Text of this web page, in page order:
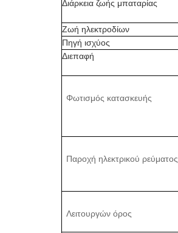
Διάρκεια ζωής μπαταρίας
Ζωή ηλεκτροδίων
Πηγή ισχύος
Διεπαφή
Φωτισμός κατασκευής
Παροχή ηλεκτρικού ρεύματος
Λειτουργών όρος